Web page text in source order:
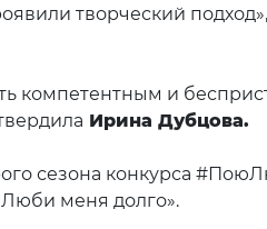
творческий
компетентным и
Ирина Дубцова.
сезона конкурса